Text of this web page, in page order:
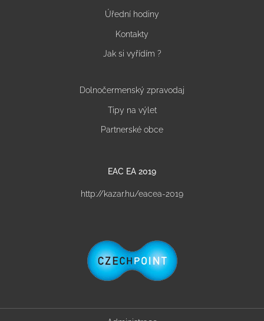
Úřední hodiny
Kontakty
Jak si vyřídím ?
Dolnočermenský zpravodaj
Tipy na výlet
Partnerské obce
EAC EA 2019
http://kazar.hu/eacea-2019